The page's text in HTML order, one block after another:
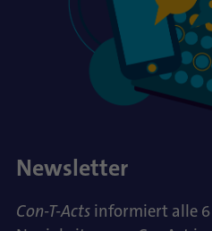
Newsletter
Con-T-Acts informiert alle